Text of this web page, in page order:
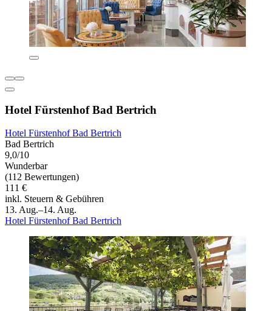
Hotel Fürstenhof Bad Bertrich
Hotel Fürstenhof Bad Bertrich
Bad Bertrich
9,0/10
Wunderbar
(112 Bewertungen)
111 €
inkl. Steuern & Gebühren
13. Aug.–14. Aug.
Hotel Fürstenhof Bad Bertrich